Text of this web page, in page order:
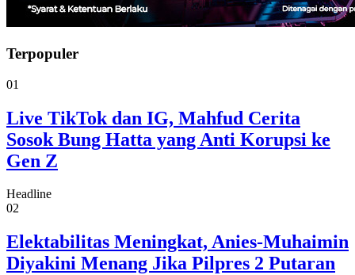
Terpopuler
01
Live TikTok dan IG, Mahfud Cerita
Sosok Bung Hatta yang Anti Korupsi ke
Gen Z
Headline
02
Elektabilitas Meningkat, Anies-Muhaimin
Diyakini Menang Jika Pilpres 2 Putaran